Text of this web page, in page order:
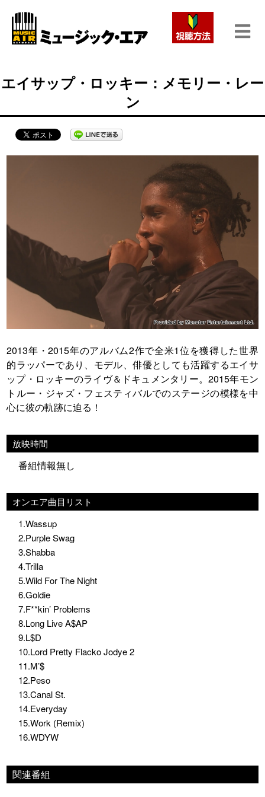
エイサップ・ロッキー：メモリー・レー
ン
2013年・2015年のアルバム2作で全米1位を獲得した世界
的ラッパーであり、モデル、俳優としても活躍するエイサ
ップ・ロッキーのライヴ＆ドキュメンタリー。2015年モン
トルー・ジャズ・フェスティバルでのステージの模様を中
心に彼の軌跡に迫る！
放映時間
番組情報無し
オンエア曲目リスト
1.Wassup
2.Purple Swag
3.Shabba
4.Trilla
5.Wild For The Night
6.Goldie
7.F**kin’ Problems
8.Long Live A$AP
9.L$D
10.Lord Pretty Flacko Jodye 2
11.M’$
12.Peso
13.Canal St.
14.Everyday
15.Work (Remix)
16.WDYW
関連番組